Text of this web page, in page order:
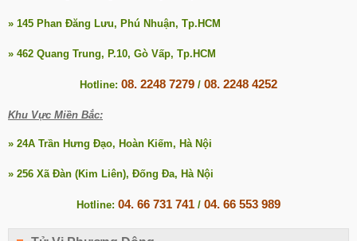
» 145 Phan Đăng Lưu, Phú Nhuận, Tp.HCM
» 462 Quang Trung, P.10, Gò Vấp, Tp.HCM
Hotline: 08. 2248 7279 / 08. 2248 4252
Khu Vực Miền Bắc:
» 24A Trần Hưng Đạo, Hoàn Kiếm, Hà Nội
» 256 Xã Đàn (Kim Liên), Đống Đa, Hà Nội
Hotline: 04. 66 731 741 / 04. 66 553 989